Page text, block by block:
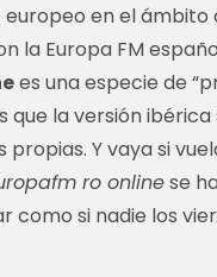
en el ámbito
la Europa FM
es una especie de
que la versión
Y vaya si
ro onlinese
si nadie los